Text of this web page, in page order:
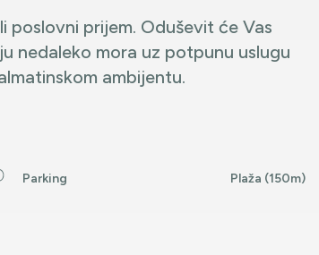
poslovni prijem. Oduševit će Vas
nedaleko mora uz potpunu uslugu
ambijentu.
Parking Plaža (150m)